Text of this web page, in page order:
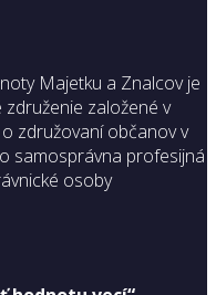
Majetku a Znalcov je
založené v
združovaní občanov v
samosprávna profesijná
osoby